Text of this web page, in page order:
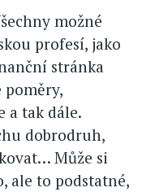
možné
profesí, jako
stránka
a tak dále.
dobrodruh,
Může si
ale to podstatné,